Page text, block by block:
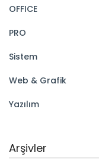
OFFICE
PRO
Sistem
Web & Grafik
Yazılım
Arşivler